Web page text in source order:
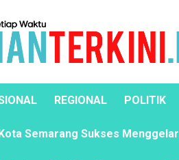
REGIONAL POLITIK
Semarang Sukses